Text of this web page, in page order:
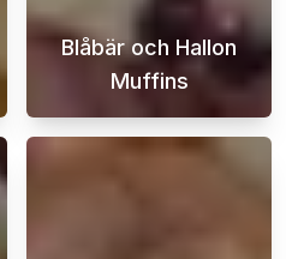
slår till och tiden är knapp,
Blåbär och Hallon
Muffins
Dessa